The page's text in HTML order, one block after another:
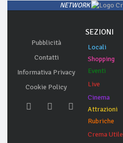
NETWORK
Pubblicità
Contatti
Informativa Privacy
Cookie Policy
SEZIONI
Locali
Shopping
Eventi
Live
Cinema
Attrazioni
Rubriche
Crema Utile